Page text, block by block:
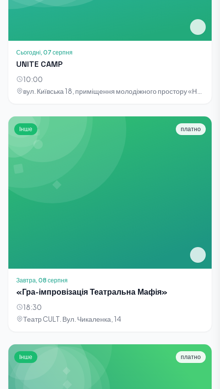
Сьогодні, 07 серпня
UNITE CAMP
10:00
Інше платно
Завтра, 08 серпня
«Гра-імпровізація Театральна Мафія»
18:30
Театр CULT. Вул. Чикаленка, 14
Інше платно